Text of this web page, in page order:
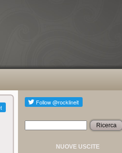
Form di ricerca
Ricerca
NUOVE USCITE